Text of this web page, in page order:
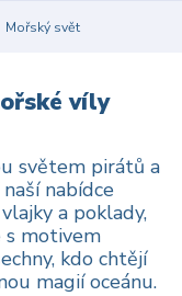
Mořský svět
víly
světem pirátů a
naší nabídce
a poklady,
s motivem
kdo chtějí
magií oceánu.